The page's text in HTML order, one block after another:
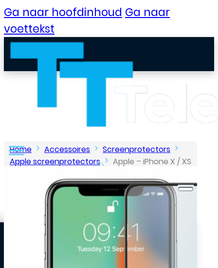
Ga naar hoofdinhoud Ga naar
voettekst
B2B Portaal
Klantenservice
Neem contact op
Veelgestelde vragen
Home Accessoires
Screenprotectors
Apple screenprotectors
Apple – iPhone X / XS